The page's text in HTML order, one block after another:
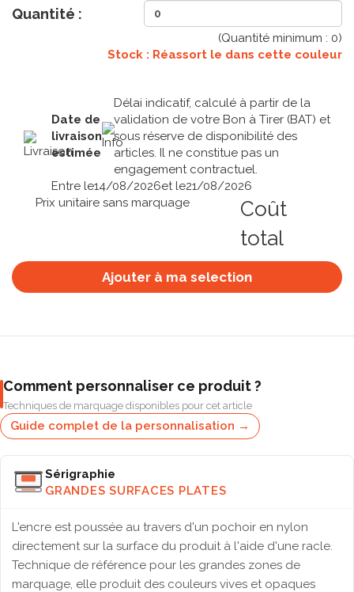
Quantité :
(Quantité minimum : 0)
Stock : Réassort le dans cette couleur
Date de
livraison
estimée
Délai indicatif, calculé à partir de la
validation de votre Bon à Tirer (BAT) et
sous réserve de disponibilité des
articles. Il ne constitue pas un
engagement contractuel.
Entre le14/08/2026et le21/08/2026
Prix unitaire sans marquage
Coût
total
Ajouter à ma selection
Comment personnaliser ce produit ?
Techniques de marquage disponibles pour cet article
Guide complet de la personnalisation →
Sérigraphie
GRANDES SURFACES PLATES
L'encre est poussée au travers d'un pochoir en nylon
directement sur la surface du produit à l'aide d'une racle.
Technique de référence pour les grandes zones de
marquage, elle produit des couleurs vives et opaques